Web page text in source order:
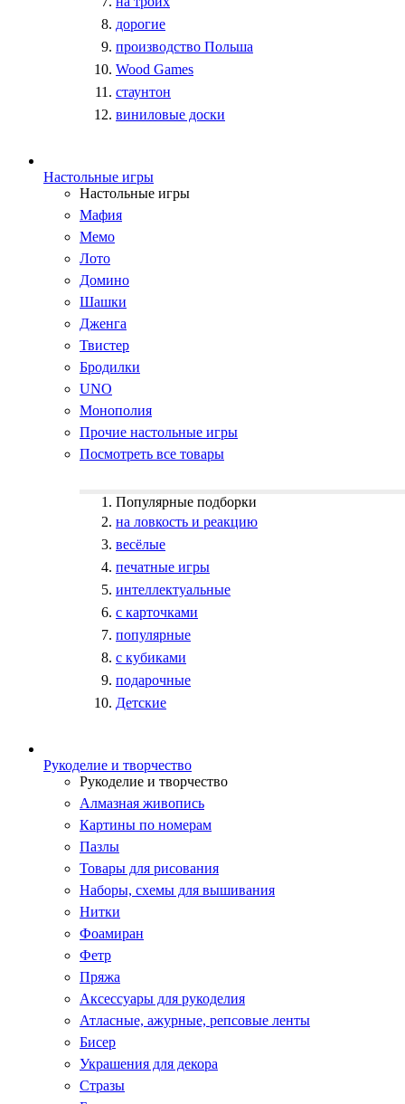
дорогие
производство Польша
Wood Games
стаунтон
виниловые доски
Настольные игры
Настольные игры
Мафия
Мемо
Лото
Домино
Шашки
Дженга
Твистер
Бродилки
UNO
Монополия
Прочие настольные игры
Посмотреть все товары
Популярные подборки
на ловкость и реакцию
весёлые
печатные игры
интеллектуальные
с карточками
популярные
с кубиками
подарочные
Детские
Рукоделие и творчество
Рукоделие и творчество
Алмазная живопись
Картины по номерам
Пазлы
Товары для рисования
Наборы, схемы для вышивания
Нитки
Фоамиран
Фетр
Пряжа
Аксессуары для рукоделия
Атласные, ажурные, репсовые ленты
Бисер
Украшения для декора
Стразы